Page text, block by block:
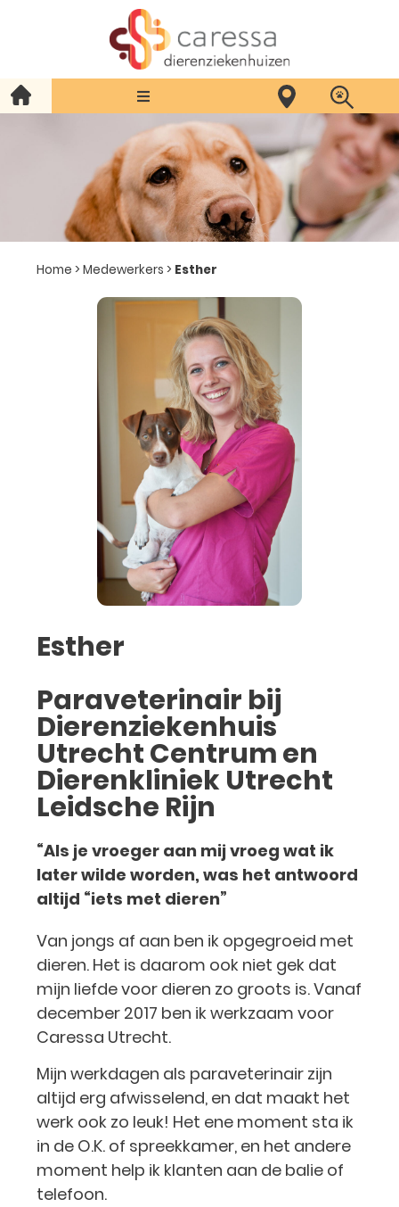
Home > Medewerkers > Esther
Esther
Paraveterinair bij
Dierenziekenhuis
Utrecht Centrum en
Dierenkliniek Utrecht
Leidsche Rijn
“Als je vroeger aan mij vroeg wat ik
later wilde worden, was het antwoord
altijd “iets met dieren”
Van jongs af aan ben ik opgegroeid met
dieren. Het is daarom ook niet gek dat
mijn liefde voor dieren zo groots is. Vanaf
december 2017 ben ik werkzaam voor
Caressa Utrecht.
Mijn werkdagen als paraveterinair zijn
altijd erg afwisselend, en dat maakt het
werk ook zo leuk! Het ene moment sta ik
in de O.K. of spreekkamer, en het andere
moment help ik klanten aan de balie of
telefoon.